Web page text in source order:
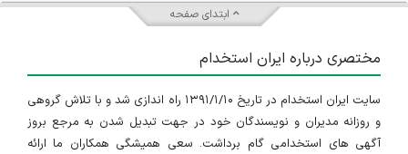
ابتدای صفحه
مختصری درباره ایران استخدام
سایت ایران استخدام در تاریخ ۱۳۹۱/۱/۱۰ راه اندازی شد و با تلاش گروهی
و روزانه مدیران و نویسندگان خود در جهت تبدیل شدن به مرجع بروز
آگهی های استخدامی گام برداشت. سعی همیشگی همکاران ما ارائه